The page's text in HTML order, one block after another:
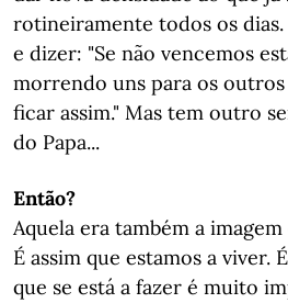
rotineiramente todos os dias.
e dizer: "Se não vencemos
morrendo uns para os
ficar assim." Mas tem outro
do Papa...
Então?
Aquela era também a imagem
É assim que estamos a viver.
que se está a fazer é muito